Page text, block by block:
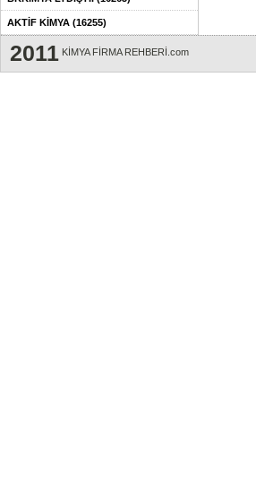
AKTİF KİMYA (16255)
2011 KİMYA FİRMA REHBERİ.com